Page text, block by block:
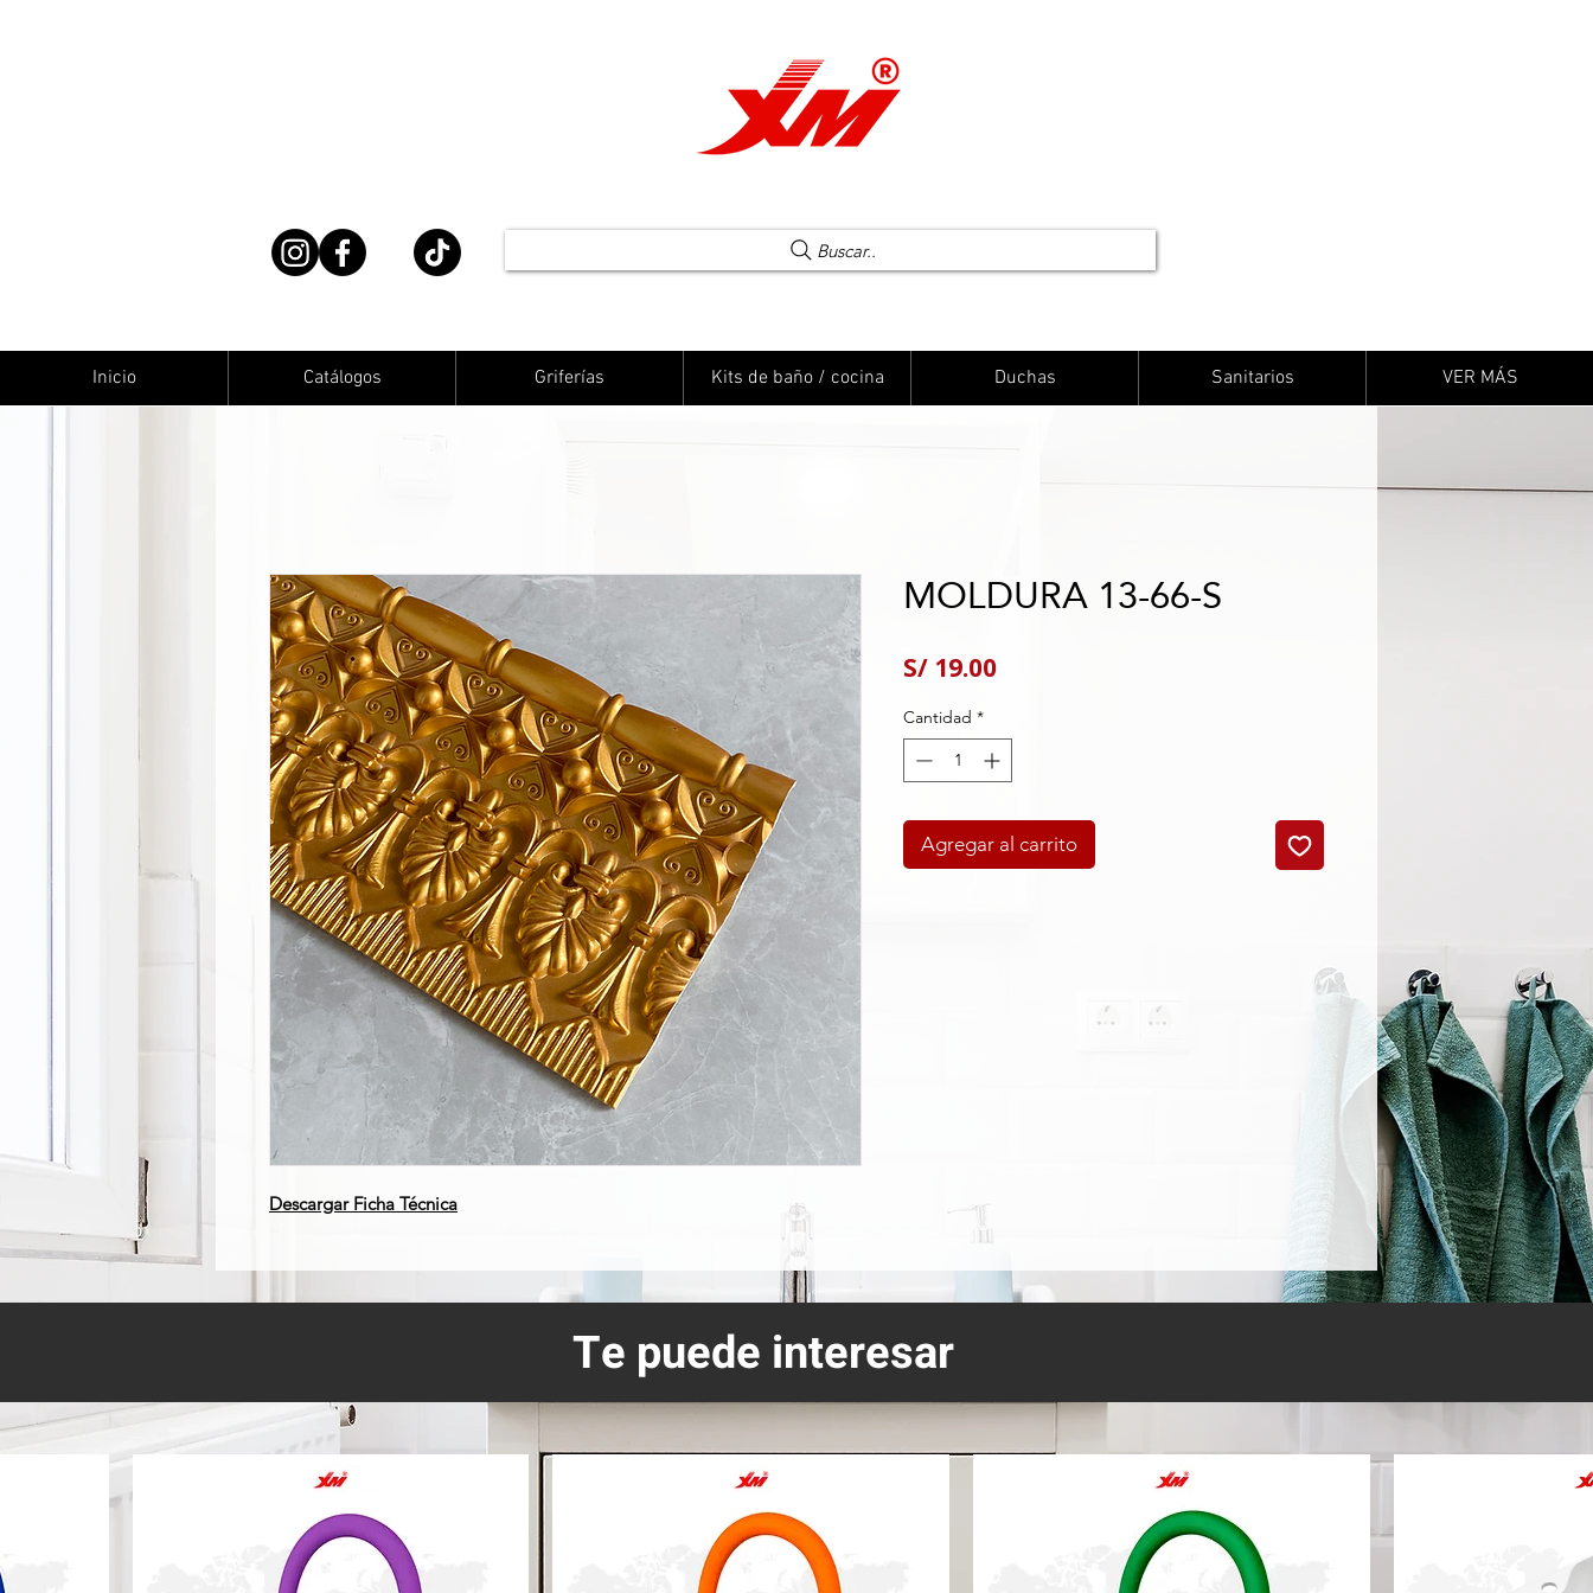
Buscar..
Inicio Catálogos Griferías Kits de baño / cocina Duchas Sanitarios VER MÁS
Descargar Ficha Técnica
MOLDURA 13-66-S
S/ 19.00Precio
Cantidad *
Agregar al carrito
Te puede interesar